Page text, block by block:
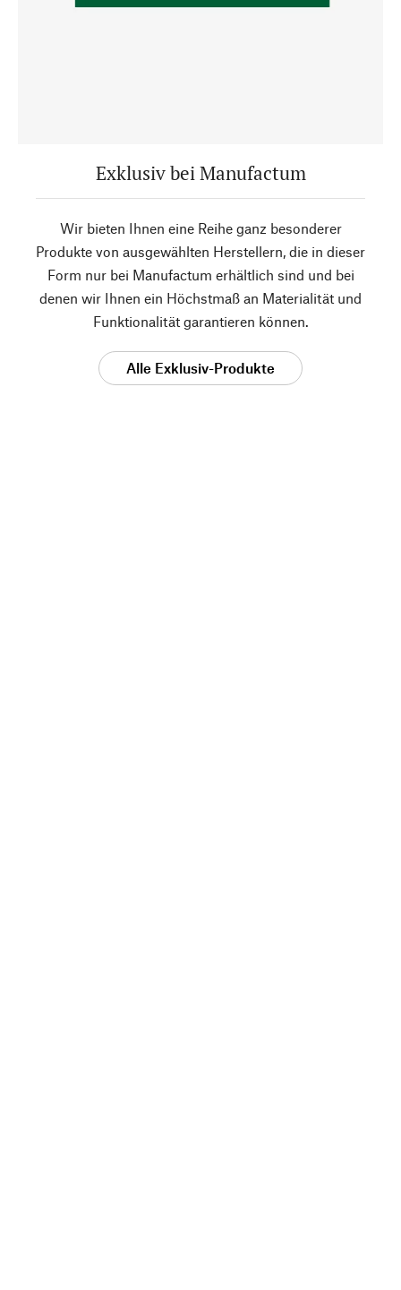
Exklusiv bei Manufactum
Wir bieten Ihnen eine Reihe ganz besonderer
Produkte von ausgewählten Herstellern, die in dieser
Form nur bei Manufactum erhältlich sind und bei
denen wir Ihnen ein Höchstmaß an Materialität und
Funktionalität garantieren können.
Alle Exklusiv-Produkte